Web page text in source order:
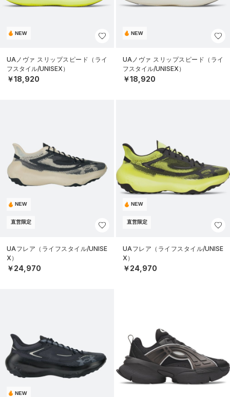
NEW
UAノヴァ スリップスピード（ライ
フスタイル/UNISEX）
￥18,920
NEW
UAノヴァ スリップスピード（ライ
フスタイル/UNISEX）
￥18,920
NEW
直営限定
UAフレア（ライフスタイル/UNISE
X）
￥24,970
NEW
直営限定
UAフレア（ライフスタイル/UNISE
X）
￥24,970
NEW